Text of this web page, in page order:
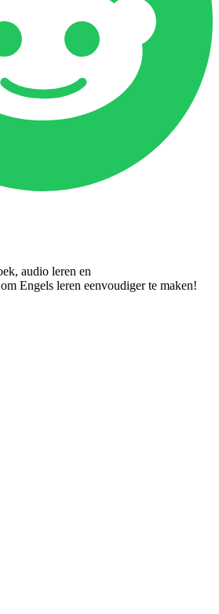
audio leren en
Engels leren eenvoudiger te maken!